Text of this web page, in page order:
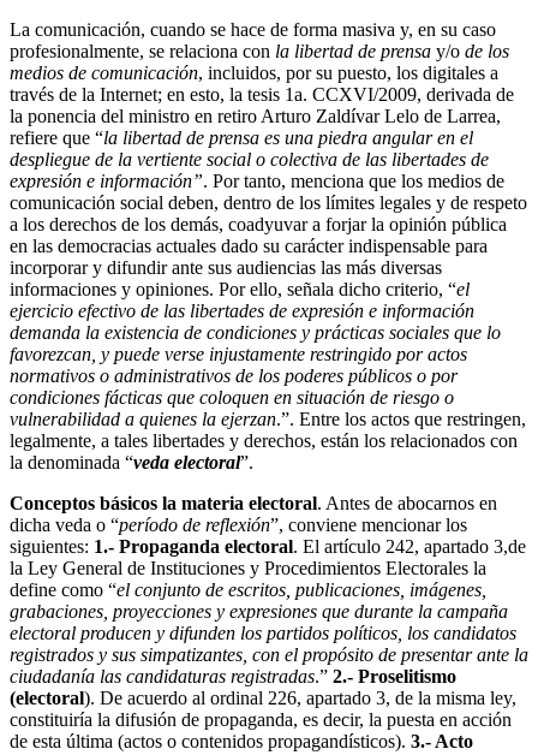
La comunicación, cuando se hace de forma masiva y, en su caso
profesionalmente, se relaciona con la libertad de prensa y/o de los
medios de comunicación, incluidos, por su puesto, los digitales a
través de la Internet; en esto, la tesis 1a. CCXVI/2009, derivada de
la ponencia del ministro en retiro Arturo Zaldívar Lelo de Larrea,
refiere que “la libertad de prensa es una piedra angular en el
despliegue de la vertiente social o colectiva de las libertades de
expresión e información”. Por tanto, menciona que los medios de
comunicación social deben, dentro de los límites legales y de respeto
a los derechos de los demás, coadyuvar a forjar la opinión pública
en las democracias actuales dado su carácter indispensable para
incorporar y difundir ante sus audiencias las más diversas
informaciones y opiniones. Por ello, señala dicho criterio, “el
ejercicio efectivo de las libertades de expresión e información
demanda la existencia de condiciones y prácticas sociales que lo
favorezcan, y puede verse injustamente restringido por actos
normativos o administrativos de los poderes públicos o por
condiciones fácticas que coloquen en situación de riesgo o
vulnerabilidad a quienes la ejerzan.”. Entre los actos que restringen,
legalmente, a tales libertades y derechos, están los relacionados con
la denominada “veda electoral”.
Conceptos básicos la materia electoral. Antes de abocarnos en
dicha veda o “período de reflexión”, conviene mencionar los
siguientes: 1.- Propaganda electoral. El artículo 242, apartado 3,de
la Ley General de Instituciones y Procedimientos Electorales la
define como “el conjunto de escritos, publicaciones, imágenes,
grabaciones, proyecciones y expresiones que durante la campaña
electoral producen y difunden los partidos políticos, los candidatos
registrados y sus simpatizantes, con el propósito de presentar ante la
ciudadanía las candidaturas registradas.” 2.- Proselitismo
(electoral). De acuerdo al ordinal 226, apartado 3, de la misma ley,
constituiría la difusión de propaganda, es decir, la puesta en acción
de esta última (actos o contenidos propagandísticos). 3.- Acto